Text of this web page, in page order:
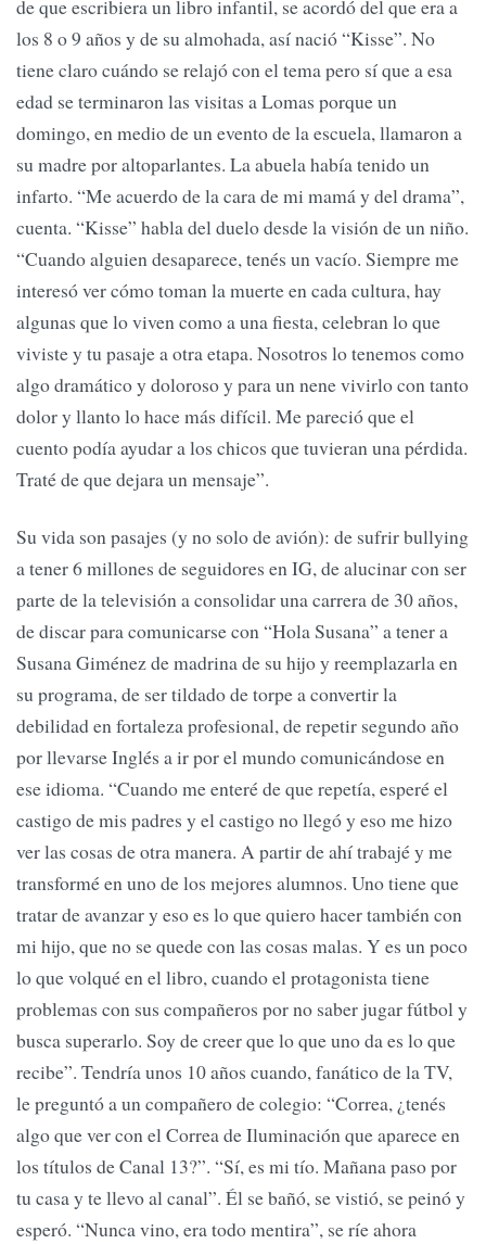
de que escribiera un libro infantil, se acordó del que era a
los 8 o 9 años y de su almohada, así nació “Kisse”. No
tiene claro cuándo se relajó con el tema pero sí que a esa
edad se terminaron las visitas a Lomas porque un
domingo, en medio de un evento de la escuela, llamaron a
su madre por altoparlantes. La abuela había tenido un
infarto. “Me acuerdo de la cara de mi mamá y del drama”,
cuenta. “Kisse” habla del duelo desde la visión de un niño.
“Cuando alguien desaparece, tenés un vacío. Siempre me
interesó ver cómo toman la muerte en cada cultura, hay
algunas que lo viven como a una fiesta, celebran lo que
viviste y tu pasaje a otra etapa. Nosotros lo tenemos como
algo dramático y doloroso y para un nene vivirlo con tanto
dolor y llanto lo hace más difícil. Me pareció que el
cuento podía ayudar a los chicos que tuvieran una pérdida.
Traté de que dejara un mensaje”.
Su vida son pasajes (y no solo de avión): de sufrir bullying
a tener 6 millones de seguidores en IG, de alucinar con ser
parte de la televisión a consolidar una carrera de 30 años,
de discar para comunicarse con “Hola Susana” a tener a
Susana Giménez de madrina de su hijo y reemplazarla en
su programa, de ser tildado de torpe a convertir la
debilidad en fortaleza profesional, de repetir segundo año
por llevarse Inglés a ir por el mundo comunicándose en
ese idioma. “Cuando me enteré de que repetía, esperé el
castigo de mis padres y el castigo no llegó y eso me hizo
ver las cosas de otra manera. A partir de ahí trabajé y me
transformé en uno de los mejores alumnos. Uno tiene que
tratar de avanzar y eso es lo que quiero hacer también con
mi hijo, que no se quede con las cosas malas. Y es un poco
lo que volqué en el libro, cuando el protagonista tiene
problemas con sus compañeros por no saber jugar fútbol y
busca superarlo. Soy de creer que lo que uno da es lo que
recibe”. Tendría unos 10 años cuando, fanático de la TV,
le preguntó a un compañero de colegio: “Correa, ¿tenés
algo que ver con el Correa de Iluminación que aparece en
los títulos de Canal 13?”. “Sí, es mi tío. Mañana paso por
tu casa y te llevo al canal”. Él se bañó, se vistió, se peinó y
esperó. “Nunca vino, era todo mentira”, se ríe ahora